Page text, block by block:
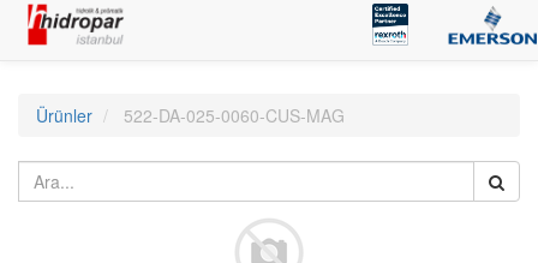
Ürünler 522-DA-025-0060-CUS-MAG